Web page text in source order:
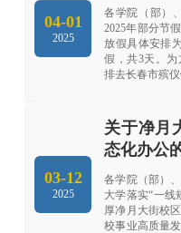
04-01
2025
各学院（部）
2025年部分节
放假具体安排
假，共3天。
排去长春市殡
03-12
2025
关于净月
态化办公
各学院（部）
大学落实“一线
厚净月大街校
校事业高质量